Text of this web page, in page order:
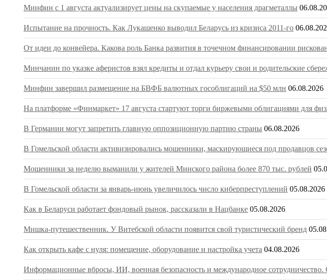
Минфин с 1 августа актуализирует цены на скупаемые у населения драгметаллы
Испытание на прочность. Как Лукашенко выводил Беларусь из кризиса 2011-го
От идеи до конвейера. Какова роль Банка развития в точечном финансировании
Минчанин по указке аферистов взял кредиты и отдал курьеру свои и родительские
Минфин завершил размещение на БВФБ валютных гособлигаций на $50 млн 06.08.2026
На платформе «Финмаркет» 17 августа стартуют торги биржевыми облигациями для
В Германии могут запретить главную оппозиционную партию страны 06.08.2026
В Гомельской области активизировались мошенники, маскирующиеся под продавцов
Мошенники за неделю выманили у жителей Минского района более 870 тыс. рублей
В Гомельской области за январь-июнь увеличилось число киберпреступлений 05.08.2026
Как в Беларуси работает фондовый рынок, рассказали в Нацбанке 05.08.2026
Мишка-путешественник. У Витебской области появится свой туристический бренд
Как открыть кафе с нуля: помещение, оборудование и настройка учета 04.08.2026
Информационные вбросы, ИИ, военная безопасность и международное